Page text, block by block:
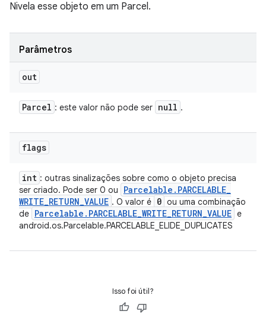
Nivela esse objeto em um Parcel.
Parâmetros
out
Parcel : este valor não pode ser null .
flags
int : outras sinalizações sobre como o objeto precisa
ser criado. Pode ser 0 ou
Parcelable . PARCELABLE_
WRITE_RETURN_VALUE . O valor é 0 ou uma combinação
de Parcelable . PARCELABLE_WRITE_RETURN_VALUE e
android.os.Parcelable.PARCELABLE_ELIDE_DUPLICATES
Isso foi útil?